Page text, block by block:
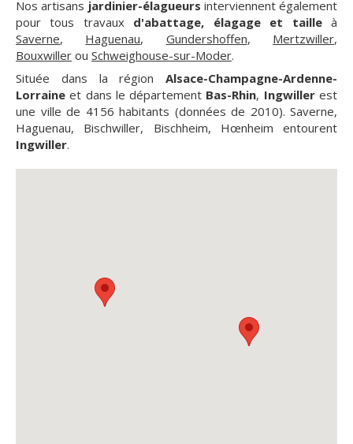
Nos artisans jardinier-élagueurs interviennent également
pour tous travaux d'abattage, élagage et tailleà
Saverne, Haguenau, Gundershoffen, Mertzwiller,
Bouxwiller ou Schweighouse-sur-Moder.
Située dans la région Alsace-Champagne-Ardenne-
Lorraine et dans le département Bas-Rhin, Ingwillerest
une ville de 4156 habitants (données de 2010). Saverne,
Haguenau, Bischwiller, Bischheim, Hœnheim entourent
Ingwiller.